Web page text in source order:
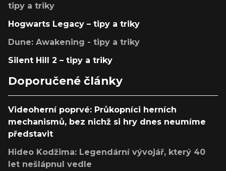
tipy a triky
Hogwarts Legacy – tipy a triky
Dune: Awakening - tipy a triky
Silent Hill 2 – tipy a triky
Doporučené články
Videoherní poprvé: Průkopníci herních
mechanismů, bez nichž si hry dnes neumíme
představit
Hideo Kodžima: Legendární vývojář, který 40
let nešlápnul vedle